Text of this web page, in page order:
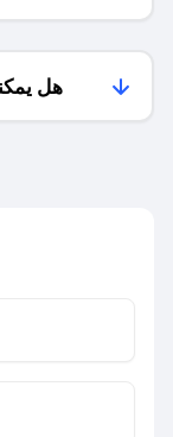
هل